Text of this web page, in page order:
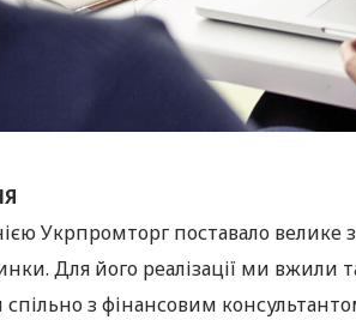
Укрпромторг поставало велике
Для його реалізації ми вжили
з фінансовим